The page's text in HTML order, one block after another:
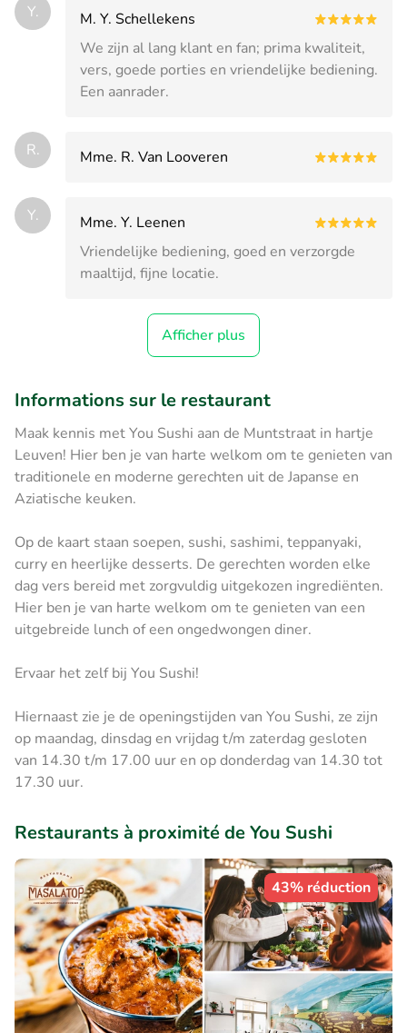
Y.
M. Y. Schellekens
We zijn al lang klant en fan; prima kwaliteit,
vers, goede porties en vriendelijke bediening.
Een aanrader.
R. Mme. R. Van Looveren
Y.
Mme. Y. Leenen
Vriendelijke bediening, goed en verzorgde
maaltijd, fijne locatie.
Afficher plus
Informations sur le restaurant
Maak kennis met You Sushi aan de Muntstraat in hartje
Leuven! Hier ben je van harte welkom om te genieten van
traditionele en moderne gerechten uit de Japanse en
Aziatische keuken.
Op de kaart staan soepen, sushi, sashimi, teppanyaki,
curry en heerlijke desserts. De gerechten worden elke
dag vers bereid met zorgvuldig uitgekozen ingrediënten.
Hier ben je van harte welkom om te genieten van een
uitgebreide lunch of een ongedwongen diner.
Ervaar het zelf bij You Sushi!
Hiernaast zie je de openingstijden van You Sushi, ze zijn
op maandag, dinsdag en vrijdag t/m zaterdag gesloten
van 14.30 t/m 17.00 uur en op donderdag van 14.30 tot
17.30 uur.
Restaurants à proximité de You Sushi
43% réduction